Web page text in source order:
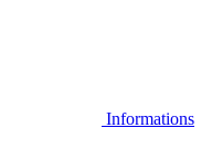
Informations